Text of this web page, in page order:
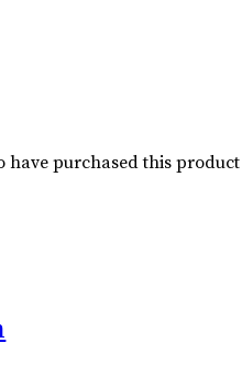
have purchased this product